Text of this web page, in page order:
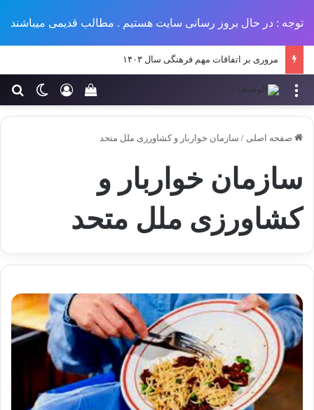
توجه : در حال بروز رسانی سایت هستیم . مطالب قدیمی میباشند
مروری بر اتفاقات مهم فرهنگی سال ۱۴۰۳
تغییر ورود
سبد خرید خود را منو
صفحه اصلی / سازمان خواربار و کشاورزی ملل متحد
سازمان خواربار و
کشاورزی ملل متحد